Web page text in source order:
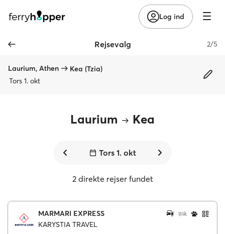
Log ind
Rejsevalg 2/5
Laurium, Athen
Kea (Tzia)
Tors 1. okt
Laurium Kea
Tors 1. okt
2 direkte rejser fundet
MARMARI EXPRESS
KARYSTIA TRAVEL